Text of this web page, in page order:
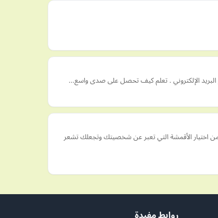
البريد الإلكتروني . تعلم كيف تحصل على صدى واسع…
من اختيار الأقمشة التي تعبر عن شخصيتك وتجعلك تشعر
روابط مفيدة